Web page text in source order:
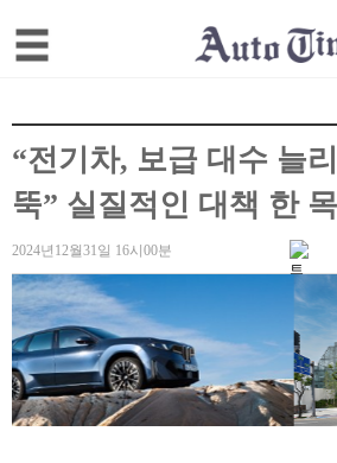
“전기차, 보급 대수 늘
뚝” 실질적인 대책 한
2024년12월31일 16시00분